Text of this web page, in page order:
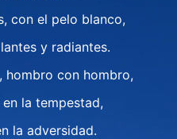
con el pelo blanco,
y radiantes.
hombro con hombro,
la tempestad,
la adversidad.